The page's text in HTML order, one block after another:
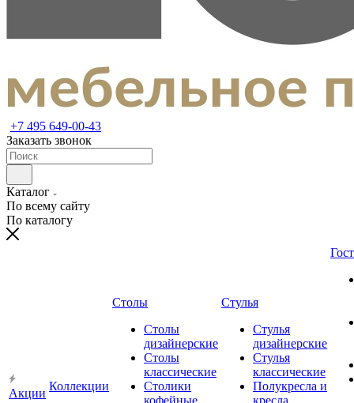
+7 495 649-00-43
Заказать звонок
Каталог
По всему сайту
По каталогу
Акции
Коллекции
Столы
Столы
дизайнерские
Столы
классические
Столики
кофейные
Стулья
Стулья
дизайнерские
Стулья
классические
Полукресла и
кресла